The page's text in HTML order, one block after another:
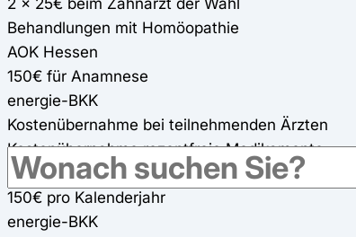
Behandlungen mit Homöopathie
AOK Hessen
150€ für Anamnese
energie-BKK
Kostenübernahme bei teilnehmenden Ärzten
Kostenübernahme rezeptfreie Medikamente
AOK Hessen
150€ pro Kalenderjahr
energie-BKK